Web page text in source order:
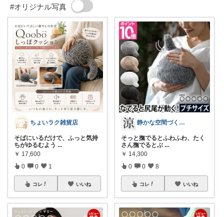
#オリジナル写真
ちょいラク雑貨店
そばにいるだけで、ふっと気持
ちがゆるむよう ...
￥ 17,600
0 0 1
コレ いいね
静かな空間づくり｜涼
そっと撫でるとふわふわ、たく
さん撫でるとぶ ...
￥ 14,300
0 0 8
コレ いいね